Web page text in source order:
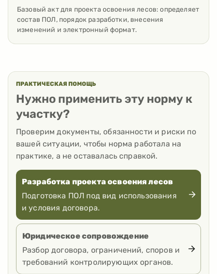
Базовый акт для проекта освоения лесов: определяет
состав ПОЛ, порядок разработки, внесения
изменений и электронный формат.
ПРАКТИЧЕСКАЯ ПОМОЩЬ
Нужно применить эту норму к
участку?
Проверим документы, обязанности и риски по
вашей ситуации, чтобы норма работала на
практике, а не оставалась справкой.
Разработка проекта освоения лесов
Подготовка ПОЛ под вид использования
и условия договора.
Юридическое сопровождение
Разбор договора, ограничений, споров и
требований контролирующих органов.